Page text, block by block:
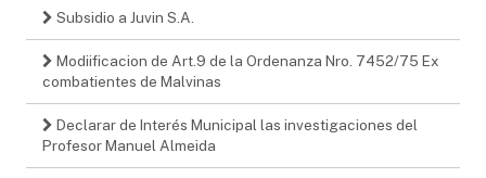
Subsidio a Juvin S.A.
Modiificacion de Art.9 de la Ordenanza Nro. 7452/75 Ex
combatientes de Malvinas
Declarar de Interés Municipal las investigaciones del
Profesor Manuel Almeida